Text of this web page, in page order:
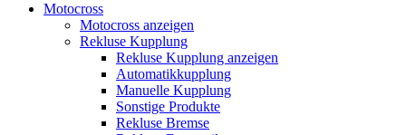
Motocross
Motocross anzeigen
Rekluse Kupplung
Rekluse Kupplung anzeigen
Automatikkupplung
Manuelle Kupplung
Sonstige Produkte
Rekluse Bremse